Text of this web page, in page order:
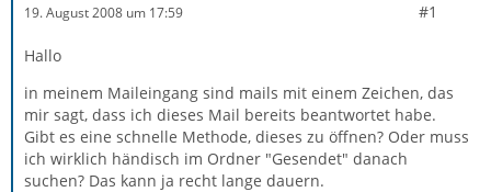
19. August 2008 um 17:59 #1
Hallo
in meinem Maileingang sind mails mit einem Zeichen, das
mir sagt, dass ich dieses Mail bereits beantwortet habe.
Gibt es eine schnelle Methode, dieses zu öffnen? Oder muss
ich wirklich händisch im Ordner "Gesendet" danach
suchen? Das kann ja recht lange dauern.